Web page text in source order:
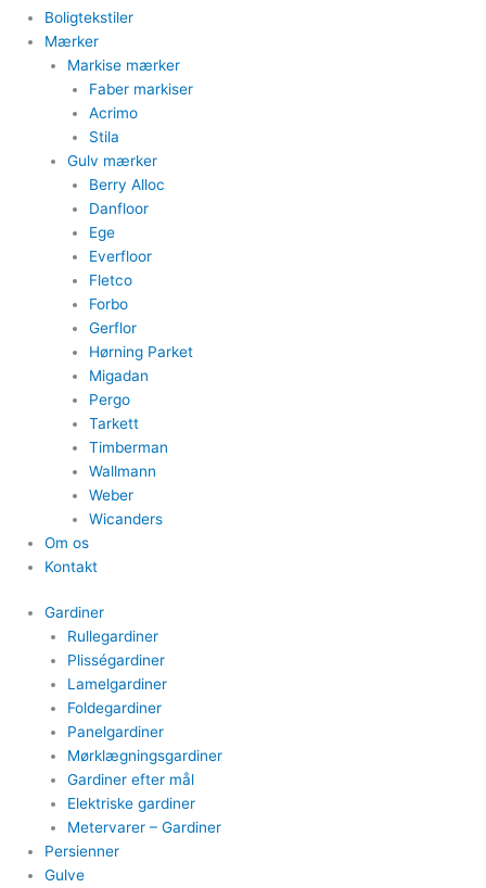
Boligtekstiler​
Mærker
Markise mærker
Faber markiser
Acrimo​
Stila​
Gulv mærker
Berry Alloc
Danfloor
Ege
Everfloor
Fletco
Forbo
Gerflor
Hørning Parket
Migadan
Pergo
Tarkett
Timberman
Wallmann
Weber
Wicanders
Om os
Kontakt
Gardiner
Rullegardiner
Plisségardiner​
Lamelgardiner​
Foldegardiner
Panelgardiner​
Mørklægningsgardiner
Gardiner efter mål​
Elektriske gardiner​
Metervarer​ – Gardiner
Persienner
Gulve